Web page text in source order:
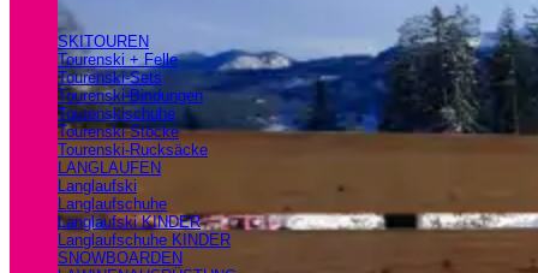
SKITOUREN
Tourenski + Felle
Tourenski-Sets
Tourenski-Bindungen
Tourenskischuhe
Tourenski Stöcke
Tourenski-Rucksäcke
LANGLAUFEN
Langlaufski
Langlaufschuhe
Langlaufski KINDER
Langlaufschuhe KINDER
SNOWBOARDEN